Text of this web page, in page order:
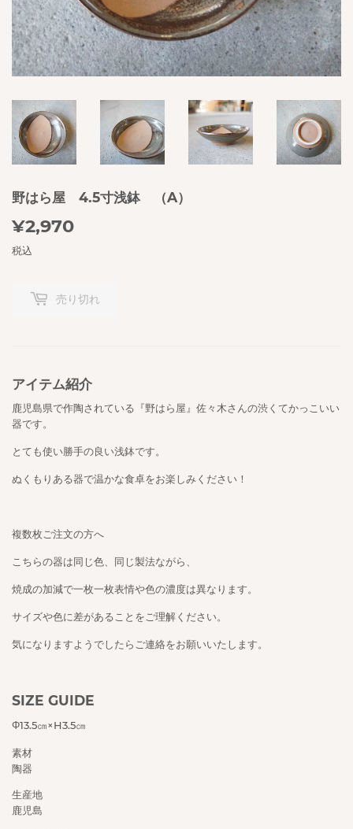
野はら屋 4.5寸浅鉢 （A）
¥2,970
税込
売り切れ
アイテム紹介
鹿児島県で作陶されている『野はら屋』佐々木さんの渋くてかっこいい
器です。
とても使い勝手の良い浅鉢です。
ぬくもりある器で温かな食卓をお楽しみください！
複数枚ご注文の方へ
こちらの器は同じ色、同じ製法ながら、
焼成の加減で一枚一枚表情や色の濃度は異なります。
サイズや色に差があることをご理解ください。
気になりますようでしたらご連絡をお願いいたします。
SIZE GUIDE
Φ13.5㎝×H3.5㎝
素材
陶器
生産地
鹿児島